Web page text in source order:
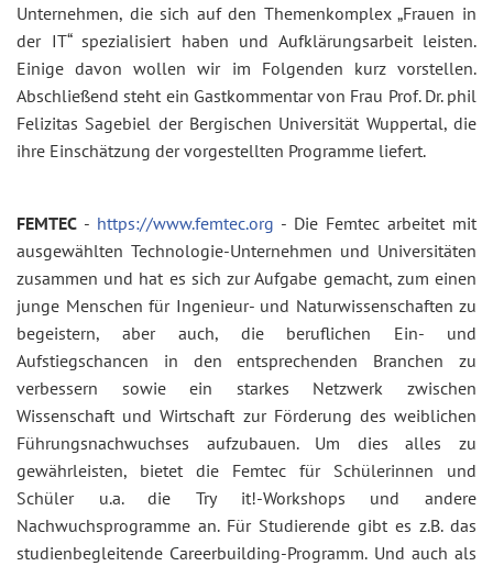
Unternehmen, die sich auf den Themenkomplex „Frauen in
der IT“ spezialisiert haben und Aufklärungsarbeit leisten.
Einige davon wollen wir im Folgenden kurz vorstellen.
Abschließend steht ein Gastkommentar von Frau Prof. Dr. phil
Felizitas Sagebiel der Bergischen Universität Wuppertal, die
ihre Einschätzung der vorgestellten Programme liefert.
FEMTEC - https://www.femtec.org - Die Femtec arbeitet mit
ausgewählten Technologie-Unternehmen und Universitäten
zusammen und hat es sich zur Aufgabe gemacht, zum einen
junge Menschen für Ingenieur- und Naturwissenschaften zu
begeistern, aber auch, die beruflichen Ein- und
Aufstiegschancen in den entsprechenden Branchen zu
verbessern sowie ein starkes Netzwerk zwischen
Wissenschaft und Wirtschaft zur Förderung des weiblichen
Führungsnachwuchses aufzubauen. Um dies alles zu
gewährleisten, bietet die Femtec für Schülerinnen und
Schüler u.a. die Try it!-Workshops und andere
Nachwuchsprogramme an. Für Studierende gibt es z.B. das
studienbegleitende Careerbuilding-Programm. Und auch als